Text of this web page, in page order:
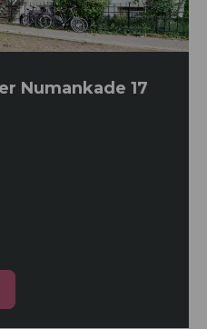
Numankade 17